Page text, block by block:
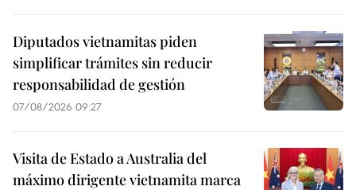
Diputados vietnamitas piden
simplificar trámites sin reducir
responsabilidad de gestión
07/08/2026 09:27
Visita de Estado a Australia del
máximo dirigente vietnamita marca